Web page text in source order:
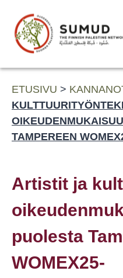
sisältöön
Haku:
ETUSIVU >
TAMPEREEN
Artistit ja
puolesta
WOMEX25-